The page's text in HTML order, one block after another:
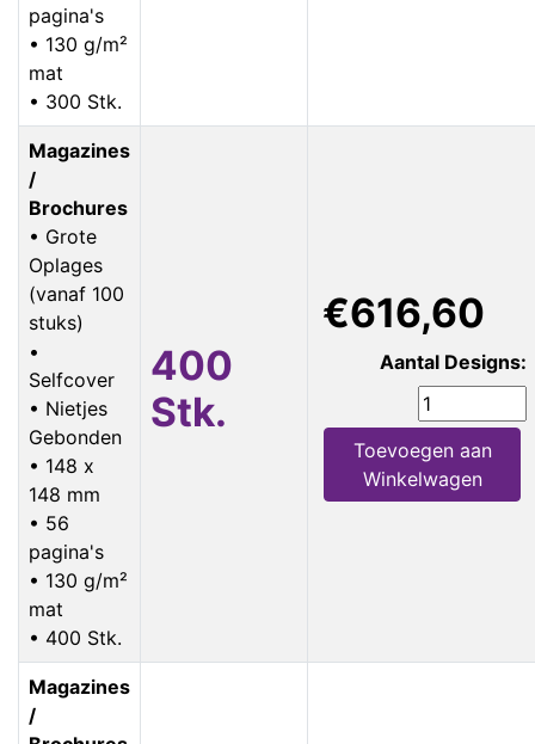
pagina's
• 130 g/m²
mat
• 300 Stk.
Magazines
/
Brochures
• Grote
Oplages
(vanaf 100
stuks)
•
Selfcover
• Nietjes
Gebonden
• 148 x
148 mm
• 56
pagina's
• 130 g/m²
mat
• 400 Stk.
400
Stk.
€616,60
Aantal Designs:
Toevoegen aan
Winkelwagen
Magazines
/